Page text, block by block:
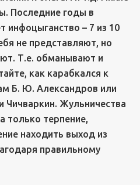
Последние годы в
инфоцыганство – 7 из 10
не представляют, но
Т.е. обманывают и
как карабкался к
Б. Ю. Александров или
Чичваркин. Жульничества
только терпение,
находить выход из
правильному